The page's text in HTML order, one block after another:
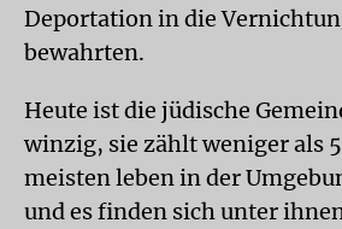
Deportation in die
bewahrten.
Heute ist die jüdische
winzig, sie zählt weniger als
meisten leben in der
und es finden sich unter